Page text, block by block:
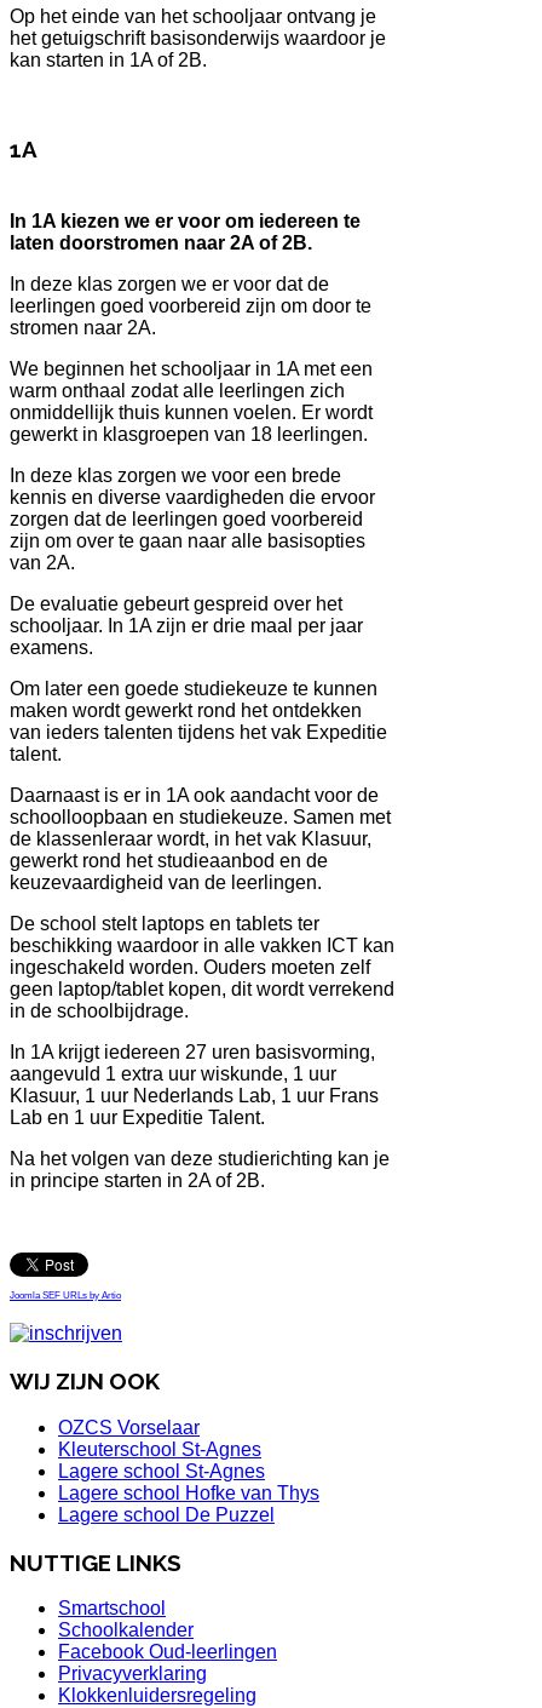
Op het einde van het schooljaar ontvang je
het getuigschrift basisonderwijs waardoor je
kan starten in 1A of 2B.
1A
In 1A kiezen we er voor om iedereen te
laten doorstromen naar 2A of 2B.
In deze klas zorgen we er voor dat de
leerlingen goed voorbereid zijn om door te
stromen naar 2A.
We beginnen het schooljaar in 1A met een
warm onthaal zodat alle leerlingen zich
onmiddellijk thuis kunnen voelen. Er wordt
gewerkt in klasgroepen van 18 leerlingen.
In deze klas zorgen we voor een brede
kennis en diverse vaardigheden die ervoor
zorgen dat de leerlingen goed voorbereid
zijn om over te gaan naar alle basisopties
van 2A.
De evaluatie gebeurt gespreid over het
schooljaar. In 1A zijn er drie maal per jaar
examens.
Om later een goede studiekeuze te kunnen
maken wordt gewerkt rond het ontdekken
van ieders talenten tijdens het vak Expeditie
talent.
Daarnaast is er in 1A ook aandacht voor de
schoolloopbaan en studiekeuze. Samen met
de klassenleraar wordt, in het vak Klasuur,
gewerkt rond het studieaanbod en de
keuzevaardigheid van de leerlingen.
De school stelt laptops en tablets ter
beschikking waardoor in alle vakken ICT kan
ingeschakeld worden. Ouders moeten zelf
geen laptop/tablet kopen, dit wordt verrekend
in de schoolbijdrage.
In 1A krijgt iedereen 27 uren basisvorming,
aangevuld 1 extra uur wiskunde, 1 uur
Klasuur, 1 uur Nederlands Lab, 1 uur Frans
Lab en 1 uur Expeditie Talent.
Na het volgen van deze studierichting kan je
in principe starten in 2A of 2B.
Joomla SEF URLs by Artio
WIJ ZIJN OOK
OZCS Vorselaar
Kleuterschool St-Agnes
Lagere school St-Agnes
Lagere school Hofke van Thys
Lagere school De Puzzel
NUTTIGE LINKS
Smartschool
Schoolkalender
Facebook Oud-leerlingen
Privacyverklaring
Klokkenluidersregeling